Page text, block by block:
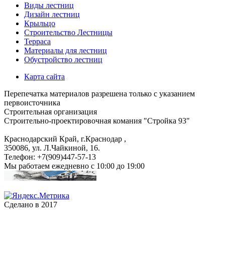
Виды лестниц
Дизайн лестниц
Крыльцо
Строительство Лестницы
Терраса
Материалы для лестниц
Обустройство лестниц
Карта сайта
Перепечатка материалов разрешена только с указанием
первоисточника
Строительная организация
Строительно-проектировочная комания "Стройка 93"
Краснодарский Край, г.Краснодар ,
350086, ул. Л.Чайкиной, 16.
Телефон: +7(909)447-57-13
Мы работаем ежедневно с 10:00 до 19:00
Сделано в 2017